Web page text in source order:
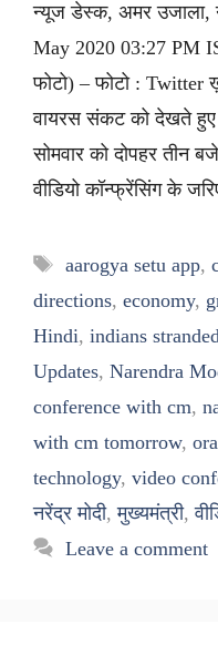
न्यूज डेस्क, अमर उजाला,
May 2020 03:27 PM
फोटो) – फोटो :
वायरस संकट को देखते हुए
सोमवार को दोपहर तीन
वीडियो कॉन्फ्रेंसिंग के
Tags
aarogya setu app,
directions, economy,
Hindi, indians
Updates, Narendra
conference with cm,
with cm tomorrow,
technology, video
नरेंद्र मोदी,मुख्यमंत्री,
Leave a comment